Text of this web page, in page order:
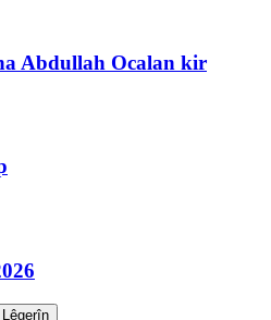
Abdullah Ocalan kir